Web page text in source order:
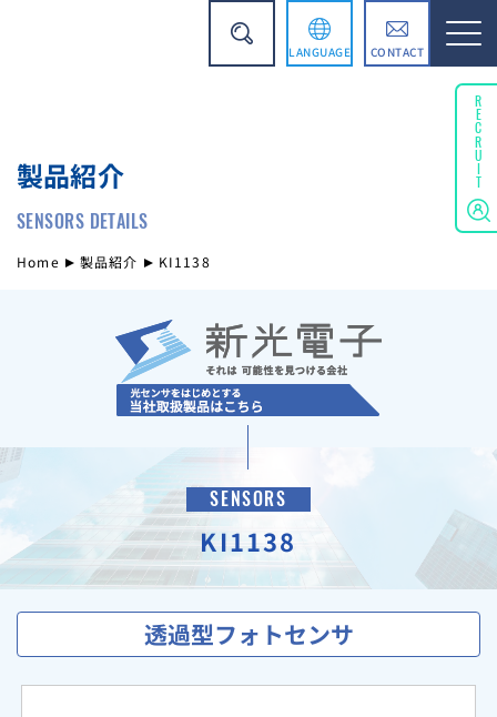
LANGUAGE CONTACT
製品紹介
SENSORS DETAILS
Home 製品紹介 KI1138
SENSORS
KI1138
透過型フォトセンサ
RECRUIT